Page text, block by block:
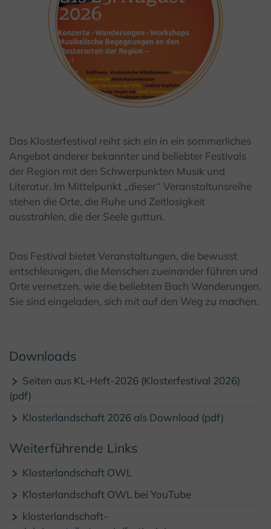
Das Klosterfestival reiht sich ein in ein sommerliches
Angebot anderer bekannter und beliebter Festivals
der Region mit den Schwerpunkten Musik und
Literatur. Im Mittelpunkt „dieser“ Veranstaltunsreihe
stehen die Orte, die Ruhe und Zeitlosigkeit
ausstrahlen, die der Seele guttun.
Das Festival bietet Veranstaltungen, die bewusst
entschleunigen, die Menschen zueinander führen und
Orte vernetzen, wie die beliebten Bach Wanderungen.
Sie sind eingeladen, sich mit auf den Weg zu machen.
Downloads
Seiten aus KL-Heft-2026 (Klosterfestival 2026)
(pdf)
Klosterlandschaft 2026 als Download (pdf)
Weiterführende Links
Klosterlandschaft OWL
Klosterlandschaft OWL bei YouTube
klosterlandschaft-